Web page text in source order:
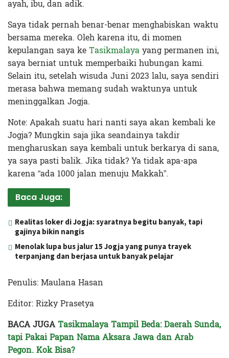
ayah, ibu, dan adik.
Saya tidak pernah benar-benar menghabiskan waktu
bersama mereka. Oleh karena itu, di momen
kepulangan saya keTasikmalayayang permanen ini,
saya berniat untuk memperbaiki hubungan kami.
Selain itu, setelah wisuda Juni 2023 lalu, saya sendiri
merasa bahwa memang sudah waktunya untuk
meninggalkan Jogja.
Note: Apakah suatu hari nanti saya akan kembali ke
Jogja? Mungkin saja jika seandainya takdir
mengharuskan saya kembali untuk berkarya di sana,
ya saya pasti balik. Jika tidak? Ya tidak apa-apa
karena “ada 1000 jalan menuju Makkah”.
Baca Juga:
Realitas loker di Jogja: syaratnya begitu banyak, tapi
gajinya bikin nangis
Menolak lupa bus jalur 15 Jogja yang punya trayek
terpanjang dan berjasa untuk banyak pelajar
Penulis: Maulana Hasan
Editor: Rizky Prasetya
BACA JUGATasikmalaya Tampil Beda: Daerah Sunda,
tapi Pakai Papan Nama Aksara Jawa dan Arab
Pegon. Kok Bisa?